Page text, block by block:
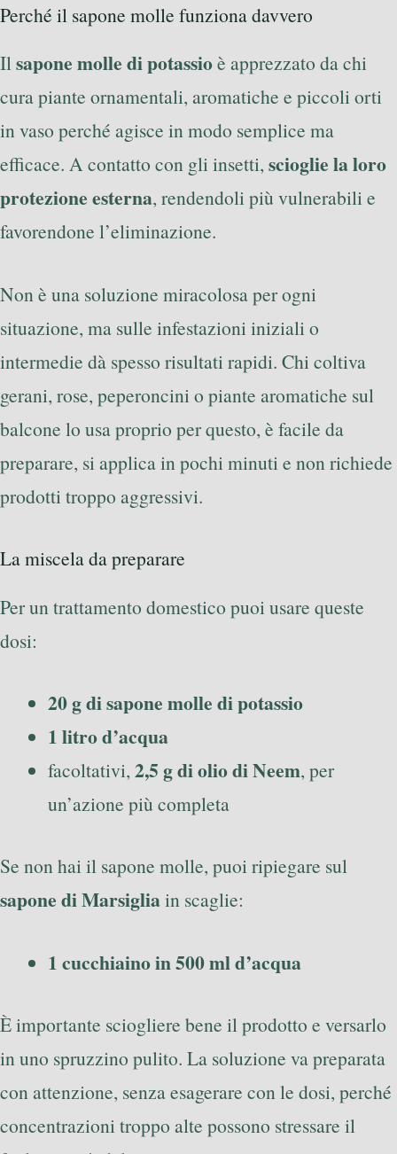
Perché il sapone molle funziona davvero
Ilsapone molle di potassioè apprezzato da chi
cura piante ornamentali, aromatiche e piccoli orti
in vaso perché agisce in modo semplice ma
efficace. A contatto con gli insetti, scioglie la loro
protezione esterna, rendendoli più vulnerabili e
favorendone l’eliminazione.
Non è una soluzione miracolosa per ogni
situazione, ma sulle infestazioni iniziali o
intermedie dà spesso risultati rapidi. Chi coltiva
gerani, rose, peperoncini o piante aromatiche sul
balcone lo usa proprio per questo, è facile da
preparare, si applica in pochi minuti e non richiede
prodotti troppo aggressivi.
La miscela da preparare
Per un trattamento domestico puoi usare queste
dosi:
20 g di sapone molle di potassio
1 litro d’acqua
facoltativi, 2,5 g di olio di Neem, per
un’azione più completa
Se non hai il sapone molle, puoi ripiegare sul
sapone di Marsigliain scaglie:
1 cucchiaino in 500 ml d’acqua
È importante sciogliere bene il prodotto e versarlo
in uno spruzzino pulito. La soluzione va preparata
con attenzione, senza esagerare con le dosi, perché
concentrazioni troppo alte possono stressare il